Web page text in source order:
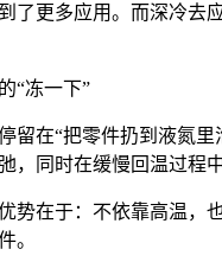
了更多应用。而深冷去
“冻一下”
留在“把零件扔到液氮
，同时在缓慢回温过程
势在于：不依靠高温，
。